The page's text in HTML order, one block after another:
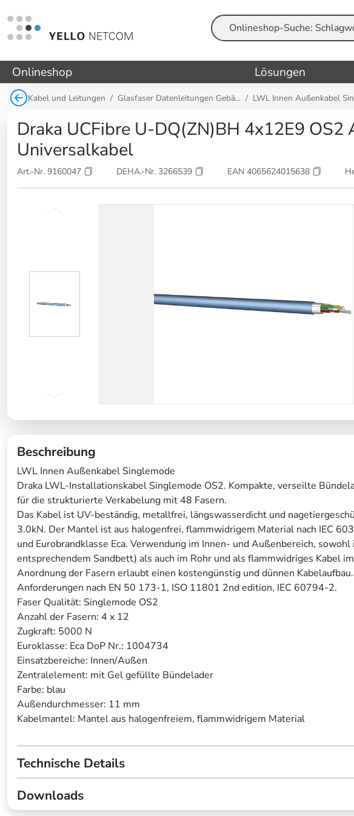
Suche
Onlineshop Lösungen
Kabel und Leitungen Glasfaser Datenleitungen Gebä... LWL Innen Außenkabel
Draka UCFibre U-DQ(ZN)BH 4x12E9 OS2
Universalkabel
Art.-Nr. 9160047 DEHA.-Nr. 3266539 EAN 4065624015638
Beschreibung
LWL Innen Außenkabel Singlemode
Draka LWL-Installationskabel Singlemode OS2. Kompakte, verseilte
für die strukturierte Verkabelung mit 48 Fasern.
Das Kabel ist UV-beständig, metallfrei, längswasserdicht und
3.0kN. Der Mantel ist aus halogenfrei, flammwidrigem Material nach IEC
und Eurobrandklasse Eca. Verwendung im Innen- und Außenbereich,
entsprechendem Sandbett) als auch im Rohr und als flammwidriges Kabel
Anordnung der Fasern erlaubt einen kostengünstig und dünnen
Anforderungen nach EN 50 173-1, ISO 11801 2nd edition, IEC 60794-2.
Faser Qualität: Singlemode OS2
Anzahl der Fasern: 4 x 12
Zugkraft: 5000 N
Euroklasse: Eca DoP Nr.: 1004734
Einsatzbereiche: Innen/Außen
Zentralelement: mit Gel gefüllte Bündelader
Farbe: blau
Außendurchmesser: 11 mm
Kabelmantel: Mantel aus halogenfreiem, flammwidrigem Material
Technische Details
Downloads